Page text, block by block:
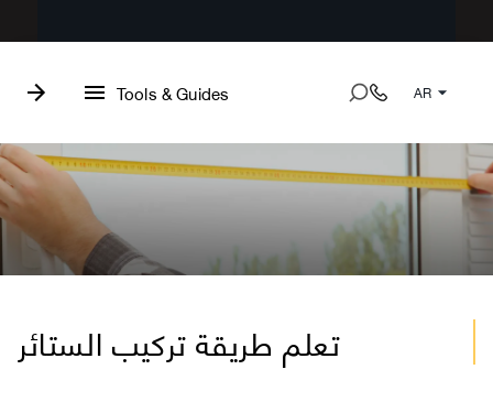
Tools & Guides AR
تعلم طريقة تركيب الستائر